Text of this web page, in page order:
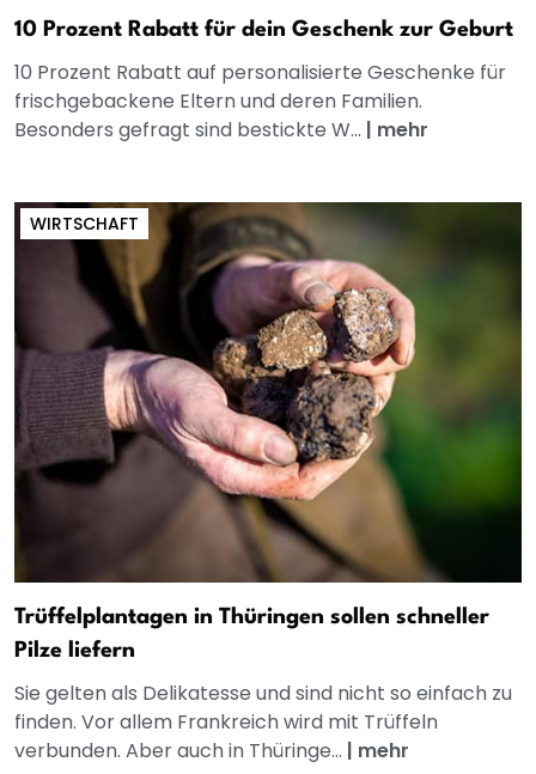
10 Prozent Rabatt für dein Geschenk zur Geburt
10 Prozent Rabatt auf personalisierte Geschenke für
frischgebackene Eltern und deren Familien.
Besonders gefragt sind bestickte W... | mehr
WIRTSCHAFT
Trüffelplantagen in Thüringen sollen schneller
Pilze liefern
Sie gelten als Delikatesse und sind nicht so einfach zu
finden. Vor allem Frankreich wird mit Trüffeln
verbunden. Aber auch in Thüringe... | mehr